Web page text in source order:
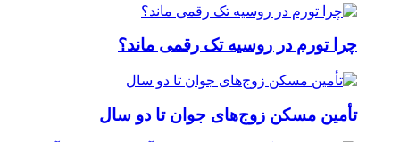
چرا تورم در روسیه تک رقمی ماند؟
تأمین مسکن زوج‌های جوان تا دو سال